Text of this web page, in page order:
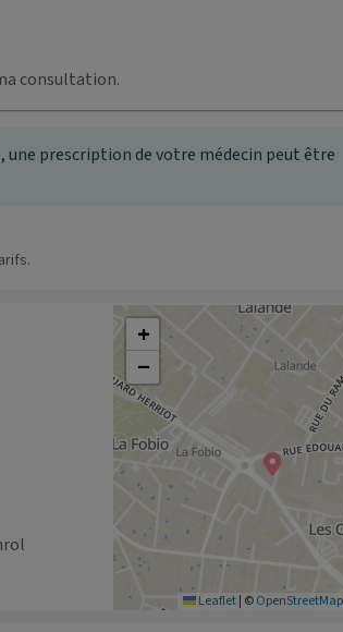
consultation.
prescription de votre médecin peut être
+
−
Leaflet| ©OpenStreetMap